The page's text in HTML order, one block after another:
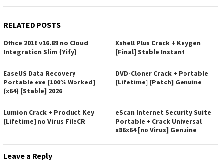
RELATED POSTS
Office 2016 v16.89 no Cloud
Integration Slim {Yify}
Xshell Plus Crack + Keygen
[Final] Stable Instant
EaseUS Data Recovery
Portable exe [100% Worked]
(x64) [Stable] 2026
DVD-Cloner Crack + Portable
[Lifetime] [Patch] Genuine
Lumion Crack + Product Key
[Lifetime] no Virus FileCR
eScan Internet Security Suite
Portable + Crack Universal
x86x64 [no Virus] Genuine
Leave a Reply